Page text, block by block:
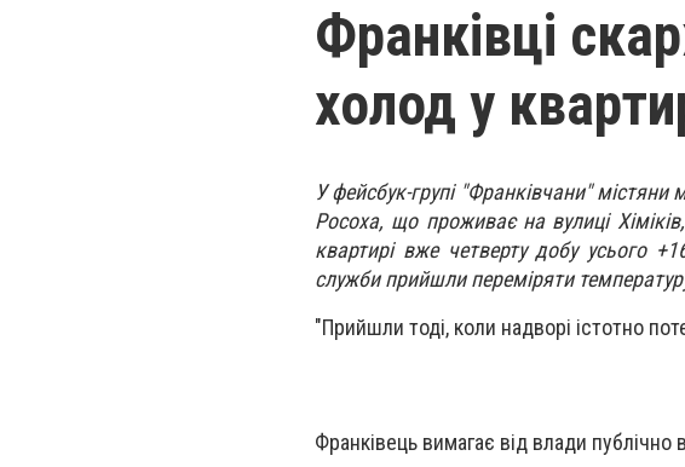
Франківці
холод у
У фейсбук-групі "Франківчани"
Росоха, що проживає на вулиці
квартирі вже четверту добу усього
служби прийшли переміряти
"Прийшли тоді, коли надворі істотно
Франківець вимагає від влади публічно